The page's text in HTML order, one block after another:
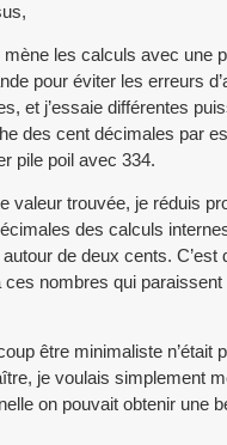
mène les calculs avec une
pour éviter les erreurs
et j’essaie différentes
des cent décimales par
pile poil avec 334.
valeur trouvée, je réduis
des calculs
de deux cents. C’est
ces nombres qui paraissent
être minimaliste n’était
je voulais simplement
on pouvait obtenir une